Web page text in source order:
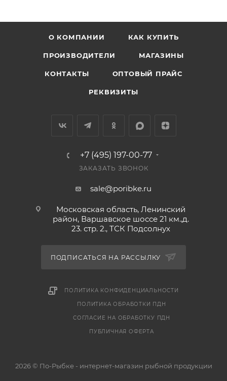
Купить в интернет-магазине Рыбная База "По-
О КОМПАНИИ КАК КУПИТЬ
ПРОИЗВОДИТЕЛИ МАГАЗИНЫ
КОНТАКТЫ ОПТОВЫЙ ПРАЙС
РЕКВИЗИТЫ
+7 (495) 197-00-77
ЗАКАЗАТЬ ЗВОНОК
sale@poribke.ru
Московская область, Ленинский
район, Варшавское шоссе 21 км.,д.
23. стр. 2., ТСК Подсолнух
ПОДПИСАТЬСЯ НА РАССЫЛКУ
ПОЛИТИКА КОНФИДЕНЦИАЛЬНОСТИ
ПОЛИТИКА ОБРАБОТКИ ПДН
СОГЛАСИЕ НА ОБРАБОТКУ ПДН
ПУБЛИЧНАЯ ОФЕРТА
2026 © По-Рыбке - интернет-магазин рыбной продукции